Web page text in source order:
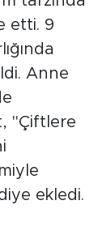
etti. 9
Anne
"Çiftlere
ekledi.